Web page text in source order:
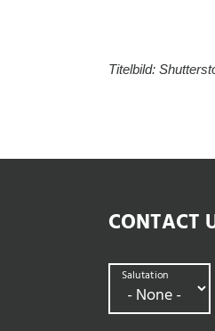
Titelbild:
CONTACT
Salutation